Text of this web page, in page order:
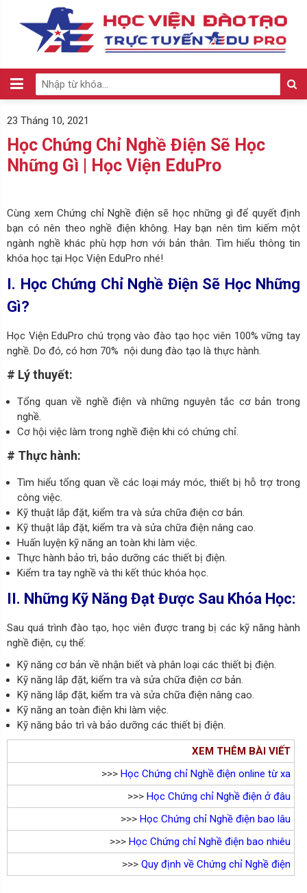
23 Tháng 10, 2021
Học Chứng Chỉ Nghề Điện Sẽ Học
Những Gì | Học Viện EduPro
Cùng xem Chứng chỉ Nghề điện sẽ học những gì để quyết định
bạn có nên theo nghề điện không. Hay bạn nên tìm kiếm một
ngành nghề khác phù hợp hơn với bản thân. Tìm hiểu thông tin
khóa học tại Học Viện EduPro nhé!
I. Học Chứng Chỉ Nghề Điện Sẽ Học Những
Gì?
Học Viện EduPro chú trọng vào đào tạo học viên 100% vững tay
nghề. Do đó, có hơn 70% nội dung đào tạo là thực hành.
# Lý thuyết:
Tổng quan về nghề điện và những nguyên tắc cơ bản trong
nghề.
Cơ hội việc làm trong nghề điện khi có chứng chỉ.
# Thực hành:
Tìm hiểu tổng quan về các loại máy móc, thiết bị hỗ trợ trong
công việc.
Kỹ thuật lắp đặt, kiểm tra và sửa chữa điện cơ bản.
Kỹ thuật lắp đặt, kiểm tra và sửa chữa điện nâng cao.
Huấn luyện kỹ năng an toàn khi làm việc.
Thực hành bảo trì, bảo dưỡng các thiết bị điện.
Kiểm tra tay nghề và thi kết thúc khóa học.
II. Những Kỹ Năng Đạt Được Sau Khóa Học:
Sau quá trình đào tạo, học viên được trang bị các kỹ năng hành
nghề điện, cụ thể:
Kỹ năng cơ bản về nhận biết và phân loại các thiết bị điện.
Kỹ năng lắp đặt, kiểm tra và sửa chữa điện cơ bản.
Kỹ năng lắp đặt, kiểm tra và sửa chữa điện nâng cao.
Kỹ năng an toàn điện khi làm việc.
Kỹ năng bảo trì và bảo dưỡng các thiết bị điện.
XEM THÊM BÀI VIẾT
>>> Học Chứng chỉ Nghề điện online từ xa
>>> Học Chứng chỉ Nghề điện ở đâu
>>> Học Chứng chỉ Nghề điện bao lâu
>>> Học Chứng chỉ Nghề điện bao nhiêu
>>> Quy định về Chứng chỉ Nghề điện